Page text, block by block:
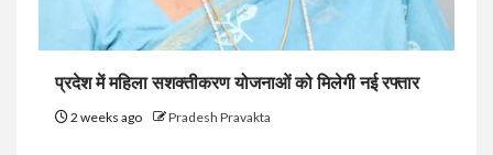
प्रदेश में महिला सशक्तीकरण योजनाओं को मिलेगी नई रफ्तार
2 weeks ago Pradesh Pravakta